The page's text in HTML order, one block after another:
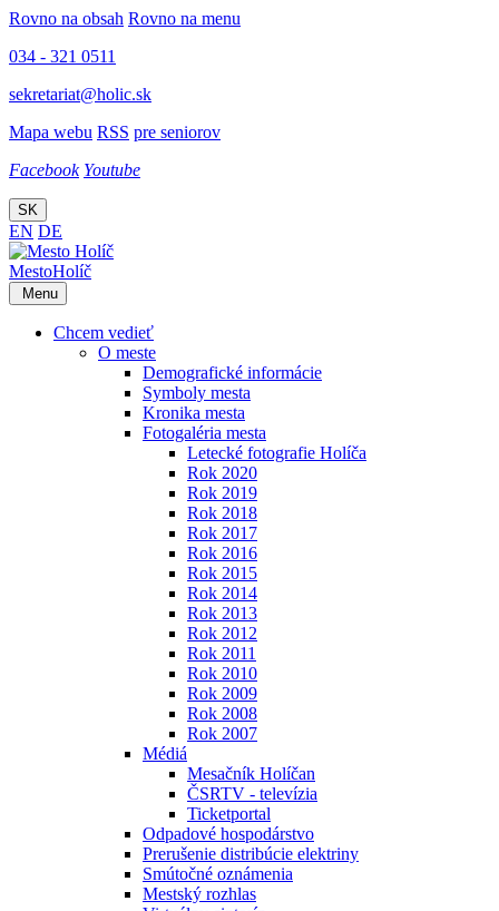
Rovno na obsah Rovno na menu
034 - 321 0511
sekretariat@holic.sk
Mapa webu RSS pre seniorov
Facebook Youtube
SK
EN DE
MestoHolíč
Menu
Chcem vedieť
O meste
Demografické informácie
Symboly mesta
Kronika mesta
Fotogaléria mesta
Letecké fotografie Holíča
Rok 2020
Rok 2019
Rok 2018
Rok 2017
Rok 2016
Rok 2015
Rok 2014
Rok 2013
Rok 2012
Rok 2011
Rok 2010
Rok 2009
Rok 2008
Rok 2007
Médiá
Mesačník Holíčan
ČSRTV - televízia
Ticketportal
Odpadové hospodárstvo
Prerušenie distribúcie elektriny
Smútočné oznámenia
Mestský rozhlas